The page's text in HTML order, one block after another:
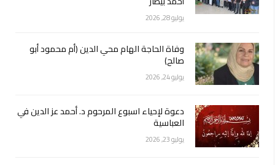
يوليو 28, 2026
وفاة الحاجة الهام محي الدين (أم محمود أبو
صالح)
يوليو 24, 2026
دعوة لإحياء اسبوع المرحوم د. أحمد عز الدين في
العباسية
يوليو 23, 2026